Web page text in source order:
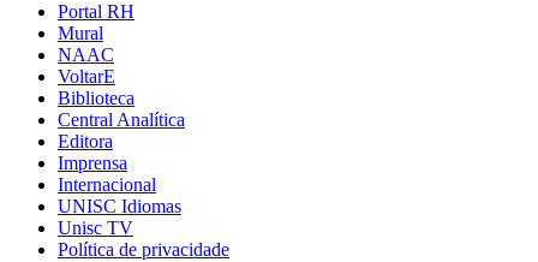
Portal RH
Mural
NAAC
VoltarE
Biblioteca
Central Analítica
Editora
Imprensa
Internacional
UNISC Idiomas
Unisc TV
Política de privacidade